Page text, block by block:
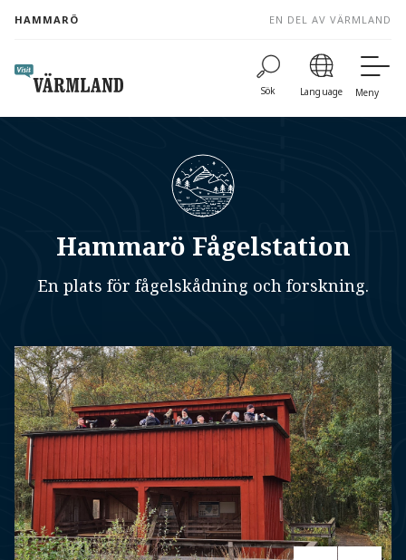
content
HAMMARÖ EN DEL AV VÄRMLAND
Sök Language Meny
Hammarö Fågelstation
En plats för fågelskådning och forskning.